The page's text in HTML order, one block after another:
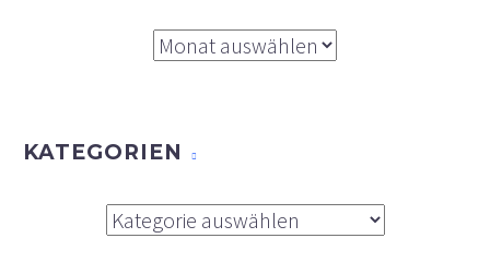
KATEGORIEN
Kategorien